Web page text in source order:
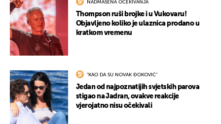
NADMAŠENA OČEKIVANJA
Thompson ruši brojke i u Vukovaru!
Objavljeno koliko je ulaznica prodano u
kratkom vremenu
"KAO DA SU NOVAK ĐOKOVIĆ"
Jedan od najpoznatijih svjetskih parova
stigao na Jadran, ovakve reakcije
vjerojatno nisu očekivali
UKLJUČITE NOTIFIKACIJE